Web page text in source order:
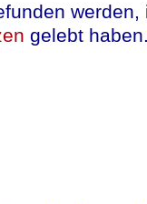
werden,
gelebt